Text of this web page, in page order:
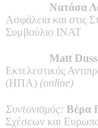
Νατάσα
Ασφάλεια και στις
Συμβούλιο ΙΝΑΤ
Matt
Εκτελεστικός
(ΗΠΑ) (online)
Συντονισμός: Βέρα
Σχέσεων και